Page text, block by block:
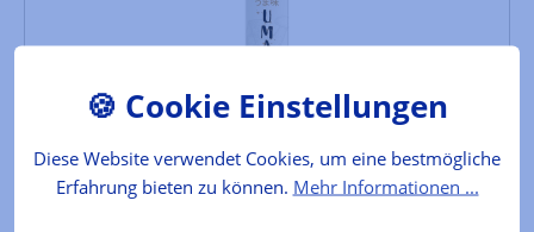
Diese Website verwendet Cookies, um eine bestmögliche
Erfahrung bieten zu können. Mehr Informationen ...